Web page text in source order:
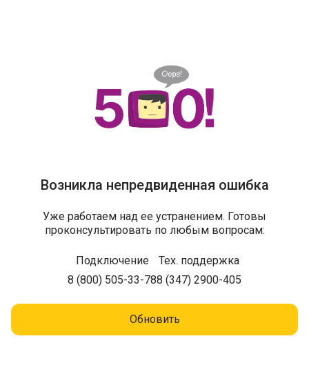
Возникла непредвиденная ошибка
Уже работаем над ее устранением. Готовы
проконсультировать по любым вопросам:
Подключение
8 (800) 505-33-78
Тех. поддержка
8 (347) 2900-405
Обновить